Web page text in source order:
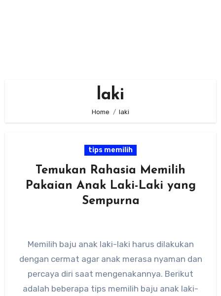
laki
Home laki
tips memilih
Temukan Rahasia Memilih
Pakaian Anak Laki-Laki yang
Sempurna
Memilih baju anak laki-laki harus dilakukan
dengan cermat agar anak merasa nyaman dan
percaya diri saat mengenakannya. Berikut
adalah beberapa tips memilih baju anak laki-